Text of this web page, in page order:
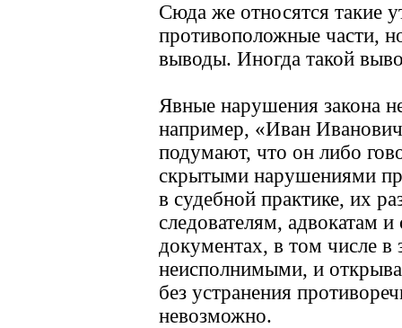
Сюда же относятся такие
противоположные части,
выводы. Иногда такой
Явные нарушения закона
например, «Иван
подумают, что он либо
скрытыми нарушениями
в судебной практике, их
следователям, адвокатам
документах, в том числе в
неисполнимыми, и
без устранения
невозможно.